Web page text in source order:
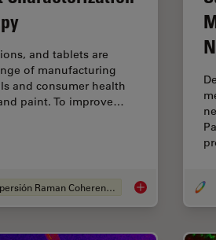
and tablets are
of manufacturing
and consumer health
paint. To improve…
Dispersión Raman Coherente (CRS) Formulated